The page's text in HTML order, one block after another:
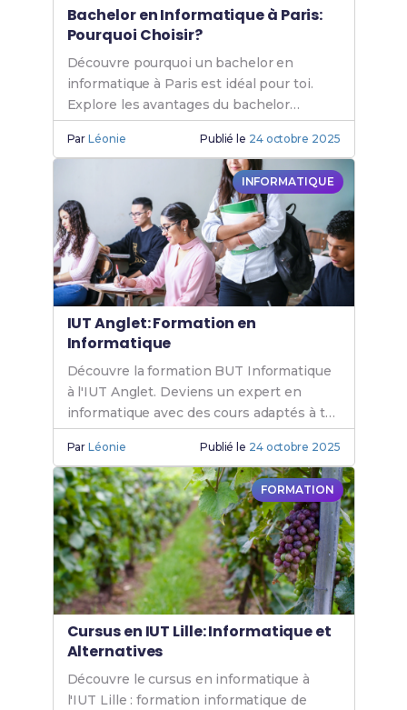
Bachelor en Informatique à Paris:
Pourquoi Choisir?
Découvre pourquoi un bachelor en
informatique à Paris est idéal pour toi.
Explore les avantages du bachelor
informatique Paris et les opportunités de
formation en informatique.
ParLéonie Publié le 24 octobre 2025
INFORMATIQUE
IUT Anglet: Formation en
Informatique
Découvre la formation BUT Informatique
à l'IUT Anglet. Deviens un expert en
informatique avec des cours adaptés à tes
besoins. Rejoins l'IUT Anglet
Informatique.
ParLéonie Publié le 24 octobre 2025
FORMATION
Cursus en IUT Lille: Informatique et
Alternatives
Découvre le cursus en informatique à
l'IUT Lille : formation informatique de